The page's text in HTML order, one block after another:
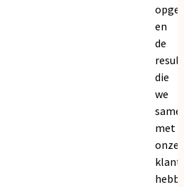
en
de
die
we
met
onze